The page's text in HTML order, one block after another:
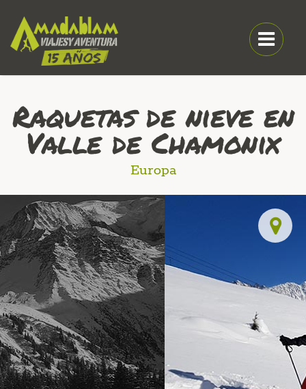
Raquetas de nieve en
Valle de Chamonix
Europa